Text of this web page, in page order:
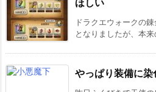
ドラクエウォークの
となりましたが、本
やっぱり装備に